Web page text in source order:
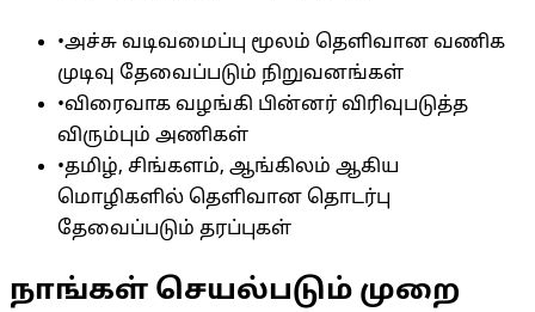
•அச்சு வடிவமைப்பு மூலம் தெளிவான வணிக
முடிவு தேவைப்படும் நிறுவனங்கள்
•விரைவாக வழங்கி பின்னர் விரிவுபடுத்த
விரும்பும் அணிகள்
•தமிழ், சிங்களம், ஆங்கிலம் ஆகிய
மொழிகளில் தெளிவான தொடர்பு
தேவைப்படும் தரப்புகள்
நாங்கள் செயல்படும் முறை